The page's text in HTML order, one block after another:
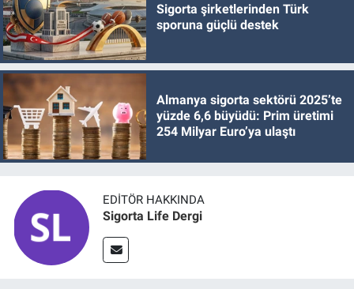
Sigorta şirketlerinden Türk
sporuna güçlü destek
Almanya sigorta sektörü 2025’te
yüzde 6,6 büyüdü: Prim üretimi
254 Milyar Euro’ya ulaştı
EDITÖR HAKKINDA
Sigorta Life Dergi